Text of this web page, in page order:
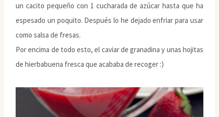
un cacito pequeño con 1 cucharada de azúcar hasta que ha
espesado un poquito. Después lo he dejado enfriar para usar
como salsa de fresas.
Por encima de todo esto, el caviar de granadina y unas hojitas
de hierbabuena fresca que acababa de recoger :)